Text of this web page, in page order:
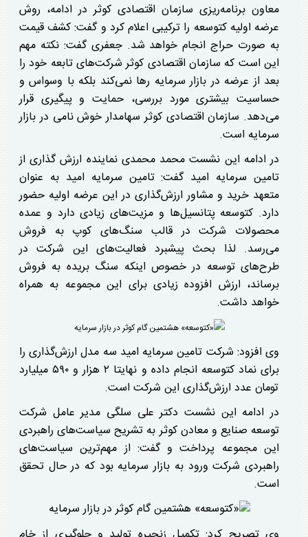
معاون برنامه‌ریزی سازمان اقتصادی کوثر در ادامه، روش
عرضه اولیه کتوسعه را ترکیبی اعلام کرد و گفت: کشف قیمت
به صورت حراج انجام خواهد شد. جعفری گفت: نکته مهم
این است که سازمان اقتصادی کوثر شرکت‌های تابعه خود را
بعد از عرضه در بازار سرمایه رها نمی‌کند بلکه با وسواس و
حساسیت بیشتری مورد بررسی، حمایت و پیگیری قرار
می‌دهد. ️سازمان اقتصادی کوثر سهامدار خوش نامی در بازار
سرمایه است.
در ادامه این نشست محمد محمدی نماینده ارزش گذاری از
تامین سرمایه امید گفت: تامین سرمایه امید به عنوان
متعهد خرید و مشاور ارزش‌گذاری در این عرضه اولیه حضور
دارد. کتوسعه پتانسیل‌ها و مزیت‌های زیادی دارد و عمده
محصولات شرکت در قالب سنگ‌های کوپ به فروش
می‌رسد. لذا بحث پیشبرد فعالیت‌های این شرکت در
طرح‌های توسعه در خصوص اینکه سنگ بریده به فروش
برساند، ارزش افزوده زیادی برای این مجموعه به همراه
خواهد داشت.
وی افزود: شرکت تامین سرمایه امید سه مدل ارزش‌گذاری را
برای نماد کتوسعه انجام داده و نهایتا ۲ هزار و ۵۹۰ میلیارد
تومان عدد ارزش‌گذاری این شرکت است.
در ادامه این نشست دکتر علی سلگی مدیر عامل شرکت
توسعه صنایع و معادن کوثر به تشریح سیاست‌های راهبردی
این مجموعه پرداخت و گفت: از مهم‌ترین سیاست‌های
راهبردی شرکت ورود به بازار سرمایه بود که در حال تحقق
است.